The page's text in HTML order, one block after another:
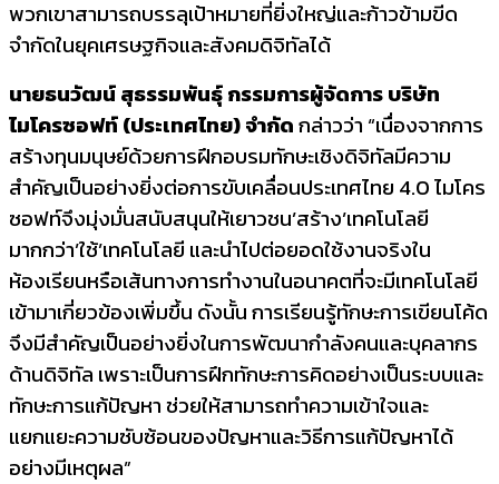
พวกเขาสามารถบรรลุเป้าหมายที่ยิ่งใหญ่และก้าวข้ามขีด
จำกัดในยุคเศรษฐกิจและสังคมดิจิทัลได้
นายธนวัฒน์ สุธรรมพันธุ์ กรรมการผู้จัดการ บริษัท
ไมโครซอฟท์ (ประเทศไทย) จำกัดกล่าวว่า “เนื่องจากการ
สร้างทุนมนุษย์ด้วยการฝึกอบรมทักษะเชิงดิจิทัลมีความ
สำคัญเป็นอย่างยิ่งต่อการขับเคลื่อนประเทศไทย 4.0 ไมโคร
ซอฟท์จึงมุ่งมั่นสนับสนุนให้เยาวชน’สร้าง’เทคโนโลยี
มากกว่า’ใช้’เทคโนโลยี และนำไปต่อยอดใช้งานจริงใน
ห้องเรียนหรือเส้นทางการทำงานในอนาคตที่จะมีเทคโนโลยี
เข้ามาเกี่ยวข้องเพิ่มขึ้น ดังนั้น การเรียนรู้ทักษะการเขียนโค้ด
จึงมีสำคัญเป็นอย่างยิ่งในการพัฒนากำลังคนและบุคลากร
ด้านดิจิทัล เพราะเป็นการฝึกทักษะการคิดอย่างเป็นระบบและ
ทักษะการแก้ปัญหา ช่วยให้สามารถทำความเข้าใจและ
แยกแยะความซับซ้อนของปัญหาและวิธีการแก้ปัญหาได้
อย่างมีเหตุผล”